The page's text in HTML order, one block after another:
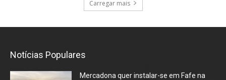
Carregar mais
Notícias Populares
Mercadona quer instalar-se em Fafe na